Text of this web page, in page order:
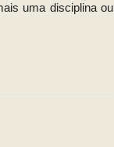
uma disciplina ou